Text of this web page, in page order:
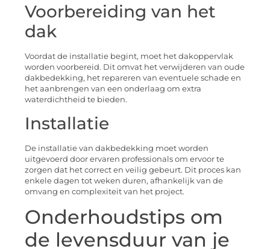
Voorbereiding van het
dak
Voordat de installatie begint, moet het dakoppervlak
worden voorbereid. Dit omvat het verwijderen van oude
dakbedekking, het repareren van eventuele schade en
het aanbrengen van een onderlaag om extra
waterdichtheid te bieden.
Installatie
De installatie van dakbedekking moet worden
uitgevoerd door ervaren professionals om ervoor te
zorgen dat het correct en veilig gebeurt. Dit proces kan
enkele dagen tot weken duren, afhankelijk van de
omvang en complexiteit van het project.
Onderhoudstips om
de levensduur van je